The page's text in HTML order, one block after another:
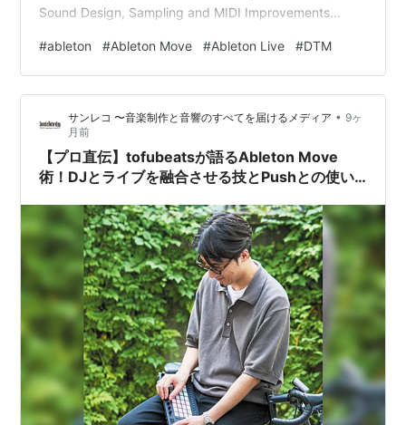
Sound Design, Sampling and MIDI Improvements
ーモード」がすごく便利そう。サンプリング単体の逆再
生も簡単にできるのすごい。 Wi-Fi経由でAbleton Liveに
直接接続できる「Link Audio」も何気にすごいなと思っ
た。 otonokabe.c…
#ableton #Ableton Move #Ableton Live #DTM
サンレコ 〜音楽制作と音響のすべてを届けるメディア • 9ヶ
月前
【プロ直伝】tofubeatsが語るAbleton Move
術！DJとライブを融合させる技とPushとの使い